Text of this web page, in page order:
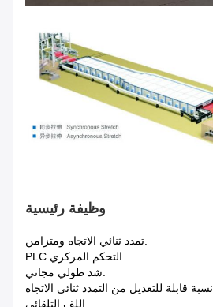
وظيفة رئيسية
.تمدد ثنائي الاتجاه ومتزامن
.التحكم المركزي PLC
.شد طولي مجاني
.نسبة قابلة للتعديل من التمدد ثنائي الاتجاه
.اللف التلقائي